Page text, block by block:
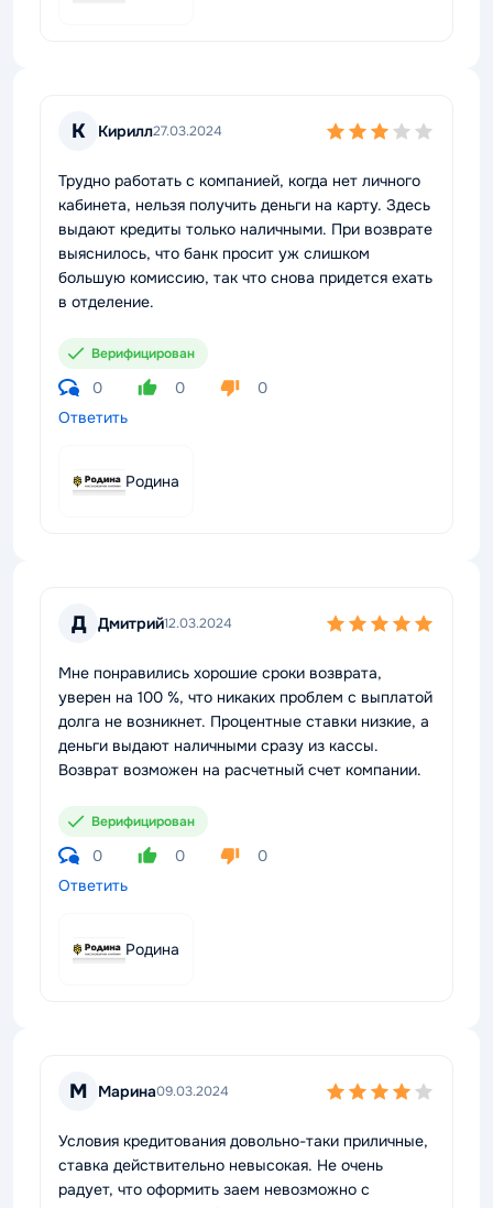
К Кирилл27.03.2024
Трудно работать с компанией, когда нет личного
кабинета, нельзя получить деньги на карту. Здесь
выдают кредиты только наличными. При возврате
выяснилось, что банк просит уж слишком
большую комиссию, так что снова придется ехать
в отделение.
Верифицирован
0 0
0
Ответить
Родина
Д Дмитрий12.03.2024
Мне понравились хорошие сроки возврата,
уверен на 100 %, что никаких проблем с выплатой
долга не возникнет. Процентные ставки низкие, а
деньги выдают наличными сразу из кассы.
Возврат возможен на расчетный счет компании.
Верифицирован
0 0
0
Ответить
Родина
М Марина09.03.2024
Условия кредитования довольно-таки приличные,
ставка действительно невысокая. Не очень
радует, что оформить заем невозможно с